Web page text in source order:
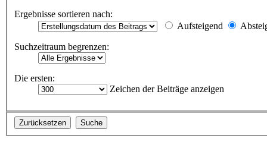
Ergebnisse sortieren nach:
Aufsteigend
Suchzeitraum begrenzen:
Die ersten:
Zeichen der Beiträge anzeigen